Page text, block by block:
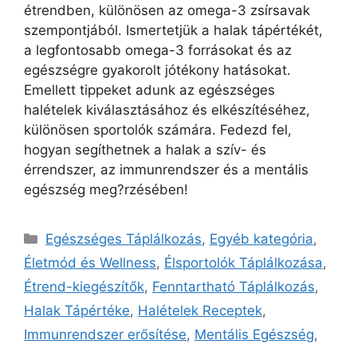
étrendben, különösen az omega-3 zsírsavak
szempontjából. Ismertetjük a halak tápértékét,
a legfontosabb omega-3 forrásokat és az
egészségre gyakorolt jótékony hatásokat.
Emellett tippeket adunk az egészséges
halételek kiválasztásához és elkészítéséhez,
különösen sportolók számára. Fedezd fel,
hogyan segíthetnek a halak a szív- és
érrendszer, az immunrendszer és a mentális
egészség meg?rzésében!
Egészséges Táplálkozás, Egyéb kategória,
Életmód és Wellness, Élsportolók Táplálkozása,
Étrend-kiegészítők, Fenntartható Táplálkozás,
Halak Tápértéke, Halételek Receptek,
Immunrendszer erősítése, Mentális Egészség,